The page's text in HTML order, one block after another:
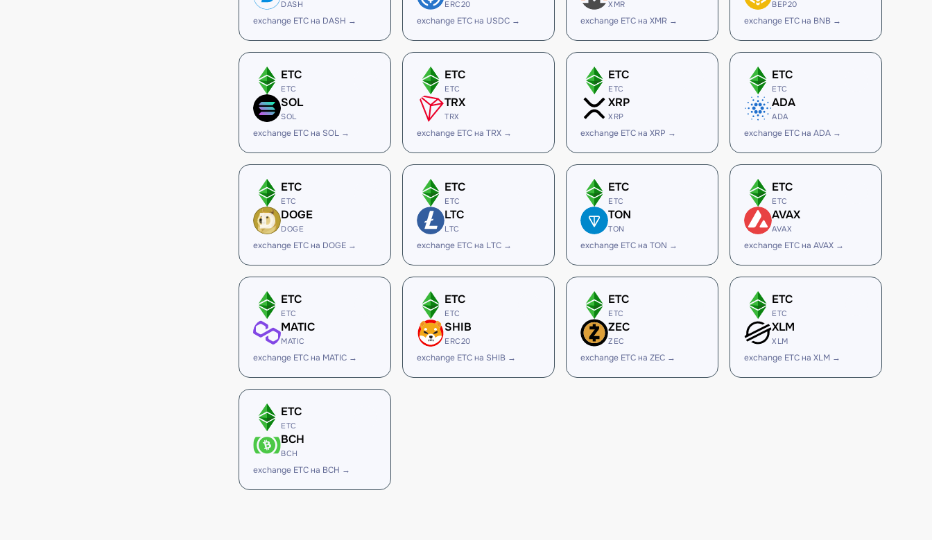
DASH
exchange ETC на DASH →
ERC20
exchange ETC на USDC →
XMR
exchange ETC на XMR →
BEP20
exchange ETC на BNB →
ETC
ETC
SOL
SOL
exchange ETC на SOL →
ETC
ETC
TRX
TRX
exchange ETC на TRX →
ETC
ETC
XRP
XRP
exchange ETC на XRP →
ETC
ETC
ADA
ADA
exchange ETC на ADA →
ETC
ETC
DOGE
DOGE
exchange ETC на DOGE →
ETC
ETC
LTC
LTC
exchange ETC на LTC →
ETC
ETC
TON
TON
exchange ETC на TON →
ETC
ETC
AVAX
AVAX
exchange ETC на AVAX →
ETC
ETC
MATIC
MATIC
exchange ETC на MATIC →
ETC
ETC
SHIB
ERC20
exchange ETC на SHIB →
ETC
ETC
ZEC
ZEC
exchange ETC на ZEC →
ETC
ETC
XLM
XLM
exchange ETC на XLM →
ETC
ETC
BCH
BCH
exchange ETC на BCH →